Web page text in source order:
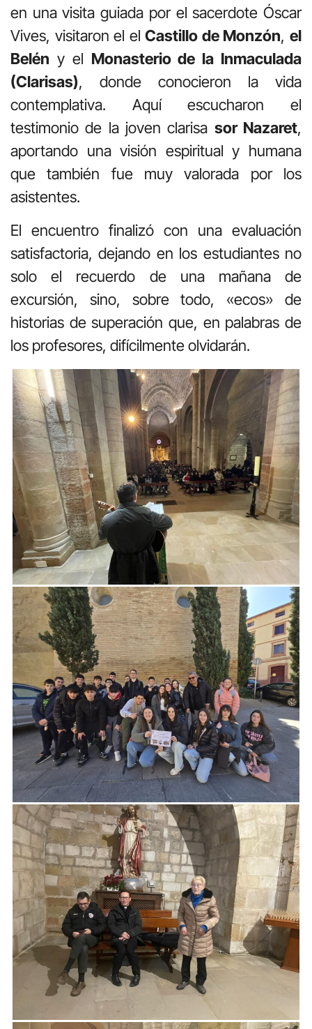
en una visita guiada por el sacerdote Óscar
Vives, visitaron el elCastillo de Monzón,el
Belén y el Monasterio de la Inmaculada
(Clarisas), donde conocieron la vida
contemplativa. Aquí escucharon el
testimonio de la joven clarisa sor Nazaret,
aportando una visión espiritual y humana
que también fue muy valorada por los
asistentes.
El encuentro finalizó con una evaluación
satisfactoria, dejando en los estudiantes no
solo el recuerdo de una mañana de
excursión, sino, sobre todo, «ecos» de
historias de superación que, en palabras de
los profesores, difícilmente olvidarán.